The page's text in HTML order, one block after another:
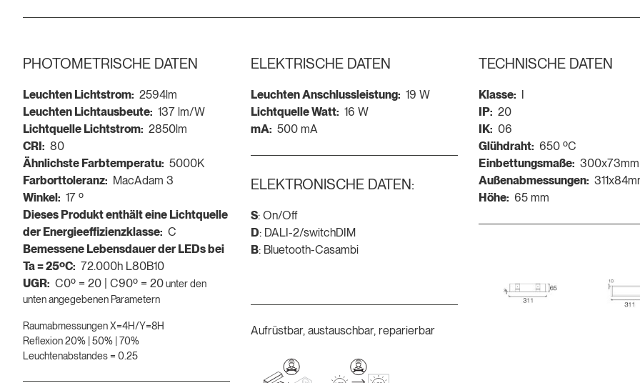
PHOTOMETRISCHE DATEN
Leuchten Lichtstrom: 2594lm
Leuchten Lichtausbeute: 137 lm/W
Lichtquelle Lichtstrom: 2850lm
CRI: 80
Ähnlichste Farbtemperatu: 5000K
Farborttoleranz: MacAdam 3
Winkel: 17 º
Dieses Produkt enthält eine Lichtquelle
der Energieeffizienzklasse: C
Bemessene Lebensdauer der LEDs bei
Ta = 25ºC: 72.000h L80B10
UGR: C0º = 20 | C90º = 20unter den
unten angegebenen Parametern
Raumabmessungen X=4H/Y=8H
Reflexion 20% | 50% | 70%
Leuchtenabstandes = 0.25
ELEKTRISCHE DATEN
Leuchten Anschlussleistung: 19 W
Lichtquelle Watt: 16 W
mA: 500 mA
ELEKTRONISCHE DATEN:
S: On/Off
D: DALI-2/switchDIM
B: Bluetooth-Casambi
Aufrüstbar, austauschbar, reparierbar
TECHNISCHE DATEN
Klasse: I
IP: 20
IK: 06
Glühdraht: 650 ºC
Einbettungsmaße: 300x73mm
Außenabmessungen:
Höhe: 65 mm